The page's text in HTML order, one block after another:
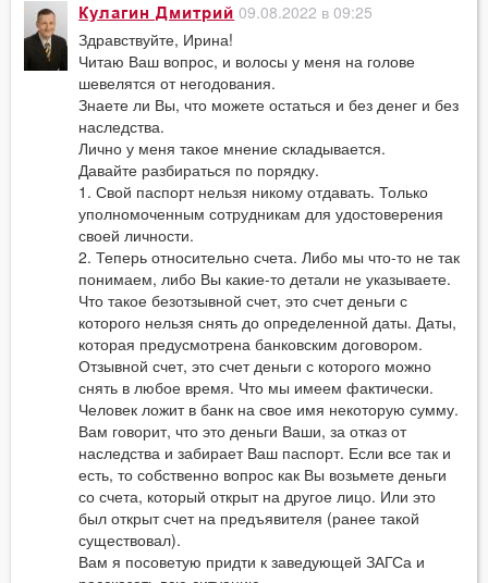
Кулагин Дмитрий 09.08.2022 в 09:25
Здравствуйте, Ирина!
Читаю Ваш вопрос, и волосы у меня на голове
шевелятся от негодования.
Знаете ли Вы, что можете остаться и без денег и без
наследства.
Лично у меня такое мнение складывается.
Давайте разбираться по порядку.
1. Свой паспорт нельзя никому отдавать. Только
уполномоченным сотрудникам для удостоверения
своей личности.
2. Теперь относительно счета. Либо мы что-то не так
понимаем, либо Вы какие-то детали не указываете.
Что такое безотзывной счет, это счет деньги с
которого нельзя снять до определенной даты. Даты,
которая предусмотрена банковским договором.
Отзывной счет, это счет деньги с которого можно
снять в любое время. Что мы имеем фактически.
Человек ложит в банк на свое имя некоторую сумму.
Вам говорит, что это деньги Ваши, за отказ от
наследства и забирает Ваш паспорт. Если все так и
есть, то собственно вопрос как Вы возьмете деньги
со счета, который открыт на другое лицо. Или это
был открыт счет на предъявителя (ранее такой
существовал).
Вам я посоветую придти к заведующей ЗАГСа и